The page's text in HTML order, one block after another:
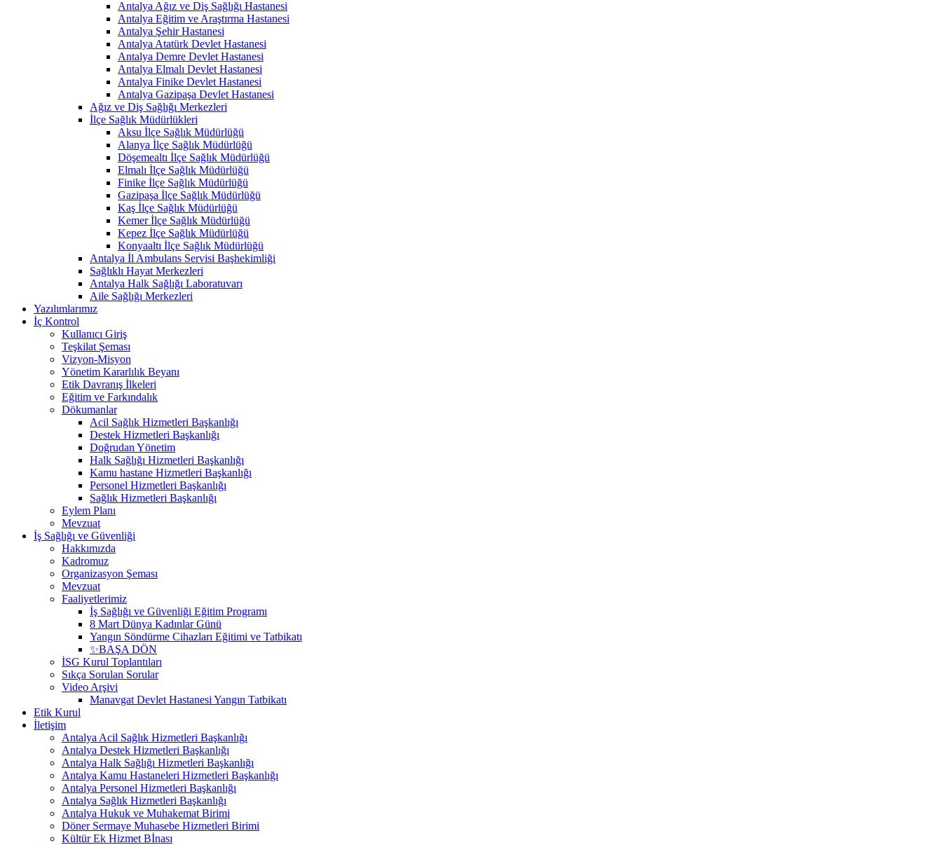
Antalya Ağız ve Diş Sağlığı Hastanesi
Antalya Eğitim ve Araştırma Hastanesi
Antalya Şehir Hastanesi
Antalya Atatürk Devlet Hastanesi
Antalya Demre Devlet Hastanesi
Antalya Elmalı Devlet Hastanesi
Antalya Finike Devlet Hastanesi
Antalya Gazipaşa Devlet Hastanesi
Ağız ve Diş Sağlığı Merkezleri
İlçe Sağlık Müdürlükleri
Aksu İlçe Sağlık Müdürlüğü
Alanya İlçe Sağlık Müdürlüğü
Döşemealtı İlçe Sağlık Müdürlüğü
Elmalı İlçe Sağlık Müdürlüğü
Finike İlçe Sağlık Müdürlüğü
Gazipaşa İlçe Sağlık Müdürlüğü
Kaş İlçe Sağlık Müdürlüğü
Kemer İlçe Sağlık Müdürlüğü
Kepez İlçe Sağlık Müdürlüğü
Konyaaltı İlçe Sağlık Müdürlüğü
Antalya İl Ambulans Servisi Başhekimliği
Sağlıklı Hayat Merkezleri
Antalya Halk Sağlığı Laboratuvarı
Aile Sağlığı Merkezleri
Yazılımlarımız
İç Kontrol
Kullanıcı Giriş
Teşkilat Şeması
Vizyon-Misyon
Yönetim Kararlılık Beyanı
Etik Davranış İlkeleri
Eğitim ve Farkındalık
Dökumanlar
Acil Sağlık Hizmetleri Başkanlığı
Destek Hizmetleri Başkanlığı
Doğrudan Yönetim
Halk Sağlığı Hizmetleri Başkanlığı
Kamu hastane Hizmetleri Başkanlığı
Personel Hizmetleri Başkanlığı
Sağlık Hizmetleri Başkanlığı
Eylem Planı
Mevzuat
İş Sağlığı ve Güvenliği
Hakkımızda
Kadromuz
Organizasyon Şeması
Mevzuat
Faaliyetlerimiz
İş Sağlığı ve Güvenliği Eğitim Programı
8 Mart Dünya Kadınlar Günü
Yangın Söndürme Cihazları Eğitimi ve Tatbikatı
✨BAŞA DÖN
İSG Kurul Toplantıları
Sıkça Sorulan Sorular
Video Arşivi
Manavgat Devlet Hastanesi Yangın Tatbikatı
Etik Kurul
İletişim
Antalya Acil Sağlık Hizmetleri Başkanlığı
Antalya Destek Hizmetleri Başkanlığı
Antalya Halk Sağlığı Hizmetleri Başkanlığı
Antalya Kamu Hastaneleri Hizmetleri Başkanlığı
Antalya Personel Hizmetleri Başkanlığı
Antalya Sağlık Hizmetleri Başkanlığı
Antalya Hukuk ve Muhakemat Birimi
Döner Sermaye Muhasebe Hizmetleri Birimi
Kültür Ek Hizmet Bİnası